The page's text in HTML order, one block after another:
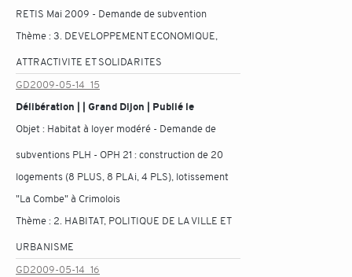
RETIS Mai 2009 - Demande de subvention
Thème :3. DEVELOPPEMENT ECONOMIQUE,
ATTRACTIVITE ET SOLIDARITES
GD2009-05-14_15
Délibération | | Grand Dijon | Publié le
Objet : Habitat à loyer modéré - Demande de
subventions PLH - OPH 21 : construction de 20
logements (8 PLUS, 8 PLAi, 4 PLS), lotissement
"La Combe" à Crimolois
Thème : 2. HABITAT, POLITIQUE DE LA VILLE ET
URBANISME
GD2009-05-14_16